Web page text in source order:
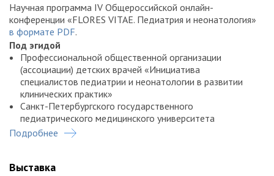
Научная программа IV Общероссийской онлайн-
конференции «FLORES VITAE. Педиатрия и неонатология»
в формате PDF.
Под эгидой
Профессиональной общественной организации
(ассоциации) детских врачей «Инициатива
специалистов педиатрии и неонатологии в развитии
клинических практик»
Санкт-Петербургского государственного
педиатрического медицинского университета
Российской медицинской академии непрерывного
Медицинского института, кафедры акушерства и
Подробнее
Выставка